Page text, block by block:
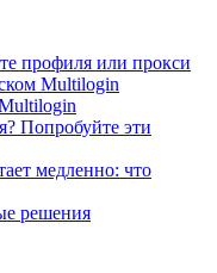
профиля или прокси
Multilogin
Попробуйте эти
медленно: что
решения